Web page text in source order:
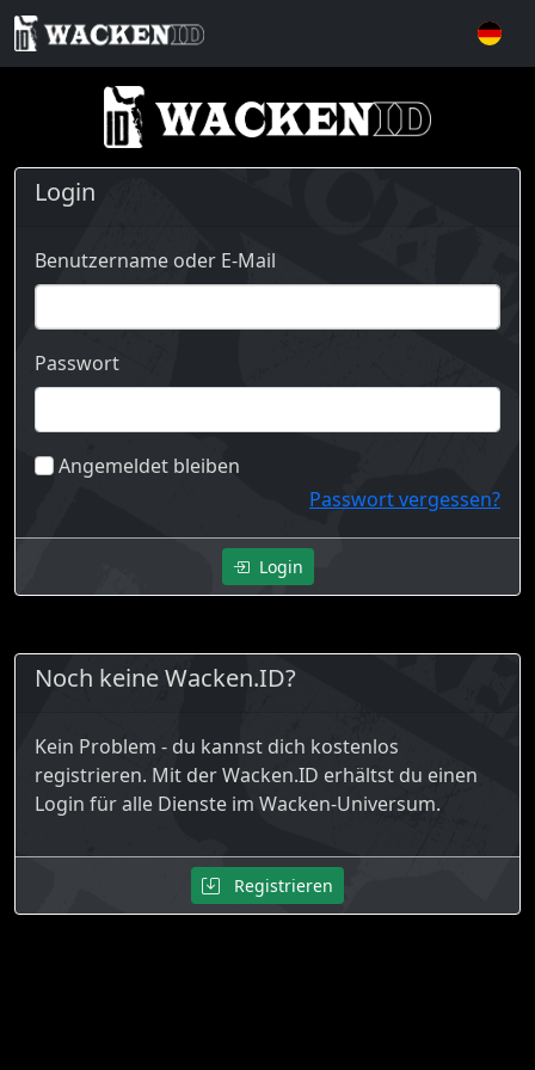
Login
Benutzername oder E-Mail
Passwort
Angemeldet bleiben
Passwort vergessen?
Login
Noch keine Wacken.ID?
Kein Problem - du kannst dich kostenlos
registrieren. Mit der Wacken.ID erhältst du einen
Login für alle Dienste im Wacken-Universum.
Registrieren